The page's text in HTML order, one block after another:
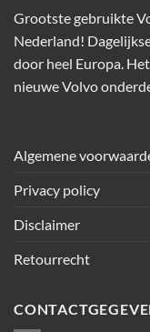
Grootste gebruikte
Nederland!
door heel Europa.
nieuwe Volvo
Algemene
Privacy policy
Disclaimer
Retourrecht